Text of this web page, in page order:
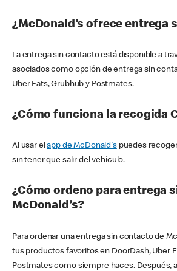
¿McDonald’s ofrece entrega
La entrega sin contacto está disponible a
asociados como opción de entrega sin
Uber Eats, Grubhub y Postmates.
¿Cómo funciona la recogida
Al usar elapp de McDonald'spuedes
sin tener que salir del vehículo.
¿Cómo ordeno para entrega
McDonald’s?
Para ordenar una entrega sin contacto de
tus productos favoritos en DoorDash, Uber
Postmates como siempre haces. Después,